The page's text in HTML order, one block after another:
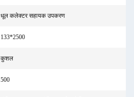
धूल कलेक्टर सहायक उपकरण
133*2500
कुशल
500